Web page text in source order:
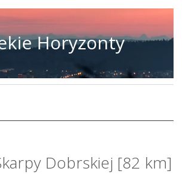
Horyzonty
Dobrskiej [82 km]